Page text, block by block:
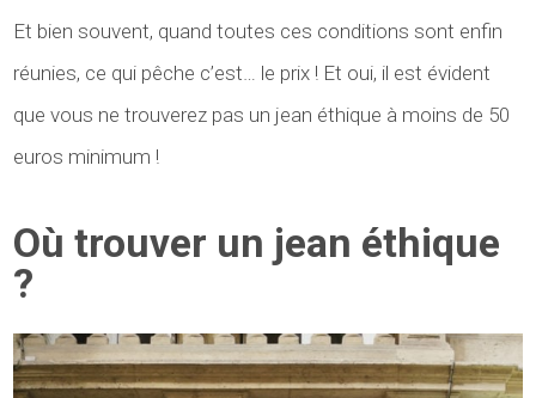
Et bien souvent, quand toutes ces conditions sont enfin
réunies, ce qui pêche c’est… le prix ! Et oui, il est évident
que vous ne trouverez pas un jean éthique à moins de 50
euros minimum !
Où trouver un jean éthique
?